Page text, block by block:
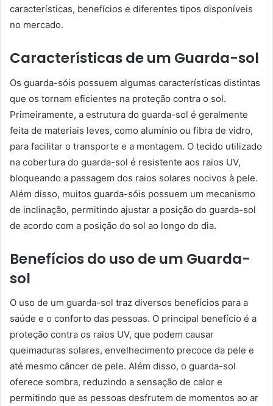
características, benefícios e diferentes tipos disponíveis
no mercado.
Características de um Guarda-sol
Os guarda-sóis possuem algumas características distintas
que os tornam eficientes na proteção contra o sol.
Primeiramente, a estrutura do guarda-sol é geralmente
feita de materiais leves, como alumínio ou fibra de vidro,
para facilitar o transporte e a montagem. O tecido utilizado
na cobertura do guarda-sol é resistente aos raios UV,
bloqueando a passagem dos raios solares nocivos à pele.
Além disso, muitos guarda-sóis possuem um mecanismo
de inclinação, permitindo ajustar a posição do guarda-sol
de acordo com a posição do sol ao longo do dia.
Benefícios do uso de um Guarda-
sol
O uso de um guarda-sol traz diversos benefícios para a
saúde e o conforto das pessoas. O principal benefício é a
proteção contra os raios UV, que podem causar
queimaduras solares, envelhecimento precoce da pele e
até mesmo câncer de pele. Além disso, o guarda-sol
oferece sombra, reduzindo a sensação de calor e
permitindo que as pessoas desfrutem de momentos ao ar